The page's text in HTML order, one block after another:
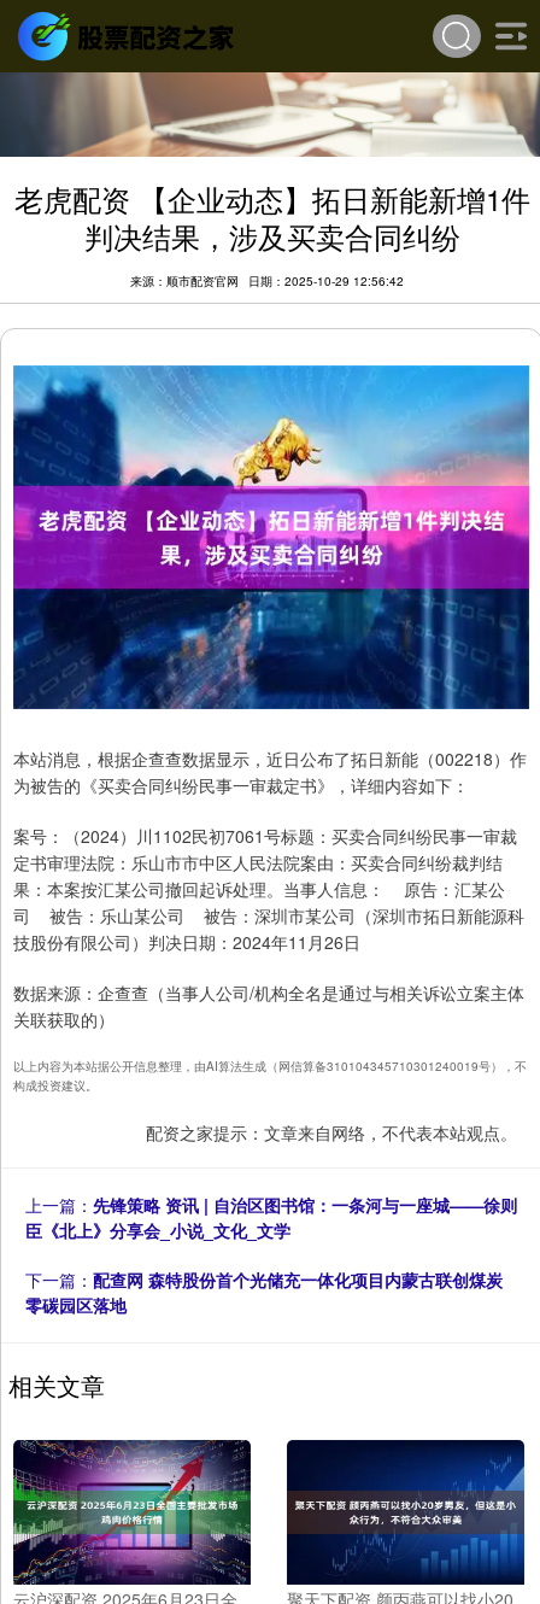
老虎配资 【企业动态】拓日新能新增1件
判决结果，涉及买卖合同纠纷
来源：顺市配资官网 日期：2025-10-29 12:56:42
本站消息，根据企查查数据显示，近日公布了拓日新能（002218）作
为被告的《买卖合同纠纷民事一审裁定书》，详细内容如下：
案号：（2024）川1102民初7061号标题：买卖合同纠纷民事一审裁
定书审理法院：乐山市市中区人民法院案由：买卖合同纠纷裁判结
果：本案按汇某公司撤回起诉处理。当事人信息： 原告：汇某公
司 被告：乐山某公司 被告：深圳市某公司（深圳市拓日新能源科
技股份有限公司）判决日期：2024年11月26日
数据来源：企查查（当事人公司/机构全名是通过与相关诉讼立案主体
关联获取的）
以上内容为本站据公开信息整理，由AI算法生成（网信算备310104345710301240019号），不
构成投资建议。
配资之家提示：文章来自网络，不代表本站观点。
上一篇： 先锋策略 资讯 | 自治区图书馆：一条河与一座城——徐则
臣《北上》分享会_小说_文化_文学
下一篇： 配查网 森特股份首个光储充一体化项目内蒙古联创煤炭
零碳园区落地
相关文章
云沪深配资 2025年6月23日全
聚天下配资 颜丙燕可以找小20